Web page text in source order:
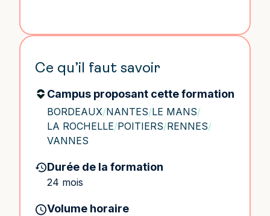
Ce qu’il faut savoir
Campus proposant cette formation
BORDEAUX/NANTES/LE MANS/
LA ROCHELLE/POITIERS/RENNES/
VANNES
Durée de la formation
24 mois
Volume horaire